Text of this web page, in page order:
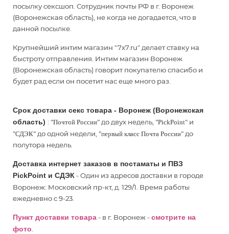
посылку сексшоп. Сотрудник почты РФ в г. Воронеж
(Воронежская область), не когда не догадается, что в
данной посылке.
Крупнейший интим магазин "7x7.ru" делает ставку на
быстроту отправления. Интим магазин Воронеж
(Воронежская область) говорит покупателю спасибо и
будет рад если он посетит нас еще много раз.
Срок доставки секс товара - Воронеж (Воронежская
область) : "Почтой России" до двух недель, "PickPoint" и
"СДЭК" до одной недели, "первый класс Почта России" до
полутора недель.
Доставка интернет заказов в постаматы и ПВЗ
PickPoint и СДЭК - Один из адресов доставки в городе
Воронеж: Московский пр-кт, д. 129/1. Время работы
ежедневно с 9-23.
Пункт доставки товара- в г. Воронеж -смотрите на
фото